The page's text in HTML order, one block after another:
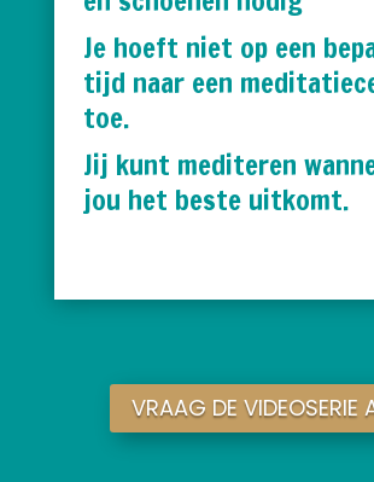
Je hoeft niet op een
tijd naar een
toe.
Jij kunt mediteren
jou het beste uitkomt.
VRAAG DE VIDEOSERIE